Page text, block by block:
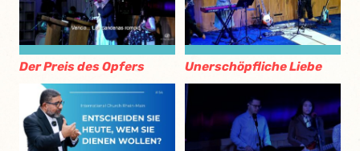
Der Preis des Opfers Unerschöpfliche Liebe